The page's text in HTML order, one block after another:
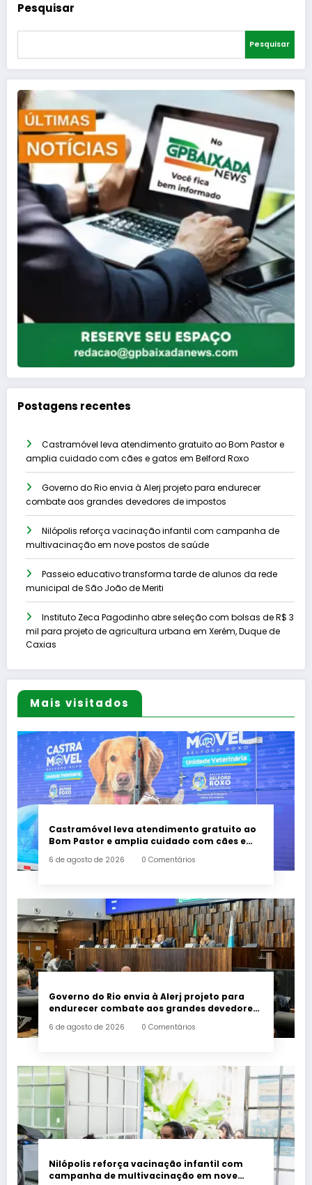
Pesquisar
Pesquisar
Postagens recentes
Castramóvel leva atendimento gratuito ao Bom Pastor e
amplia cuidado com cães e gatos em Belford Roxo
Governo do Rio envia à Alerj projeto para endurecer
combate aos grandes devedores de impostos
Nilópolis reforça vacinação infantil com campanha de
multivacinação em nove postos de saúde
Passeio educativo transforma tarde de alunos da rede
municipal de São João de Meriti
Instituto Zeca Pagodinho abre seleção com bolsas de R$ 3
mil para projeto de agricultura urbana em Xerém, Duque de
Caxias
Mais visitados
Castramóvel leva atendimento gratuito ao
Bom Pastor e amplia cuidado com cães e
6 de agosto de 2026 0 Comentários
Governo do Rio envia à Alerj projeto para
endurecer combate aos grandes devedores
6 de agosto de 2026 0 Comentários
Nilópolis reforça vacinação infantil com
campanha de multivacinação em nove